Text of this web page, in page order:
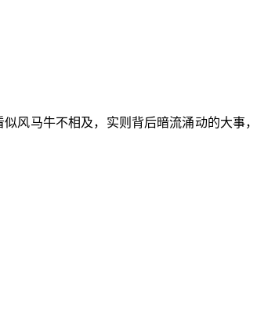
风马牛不相及，实则背后暗流涌动的大事